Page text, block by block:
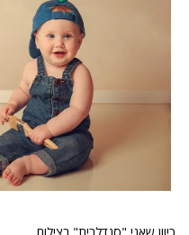
כיוון שאני "סנדלרית" בצילום,